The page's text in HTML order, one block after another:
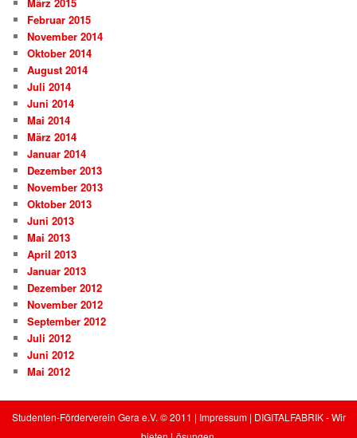
Februar 2015
November 2014
Oktober 2014
August 2014
Juli 2014
Juni 2014
Mai 2014
März 2014
Januar 2014
Dezember 2013
November 2013
Oktober 2013
Juni 2013
Mai 2013
April 2013
Januar 2013
Dezember 2012
November 2012
September 2012
Juli 2012
Juni 2012
Mai 2012
Studenten-Förderverein Gera e.V. © 2011 | Impressum| DIGITALFABRIK - Wir